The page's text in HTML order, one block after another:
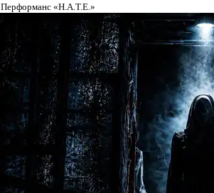
Перформанс «H.А.T.E.»